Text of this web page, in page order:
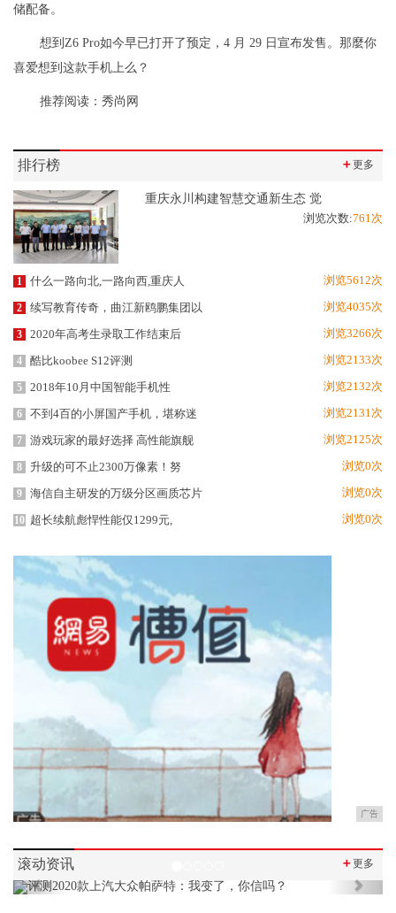
储配备。
想到Z6 Pro如今早已打开了预定，4 月 29 日宣布发售。那麼你
喜爱想到这款手机上么？
推荐阅读： 秀尚网
排行榜 ＋更多
重庆永川构建智慧交通新生态 觉
浏览次数:761次
1 什么一路向北,一路向西,重庆人 浏览5612次
2 续写教育传奇，曲江新鸥鹏集团以 浏览4035次
3 2020年高考生录取工作结束后 浏览3266次
4 酷比koobee S12评测 浏览2133次
5 2018年10月中国智能手机性 浏览2132次
6 不到4百的小屏国产手机，堪称迷 浏览2131次
7 游戏玩家的最好选择 高性能旗舰 浏览2125次
8 升级的可不止2300万像素！努 浏览0次
9 海信自主研发的万级分区画质芯片 浏览0次
10 超长续航彪悍性能仅1299元, 浏览0次
广告
滚动资讯 ＋更多
Previous Next